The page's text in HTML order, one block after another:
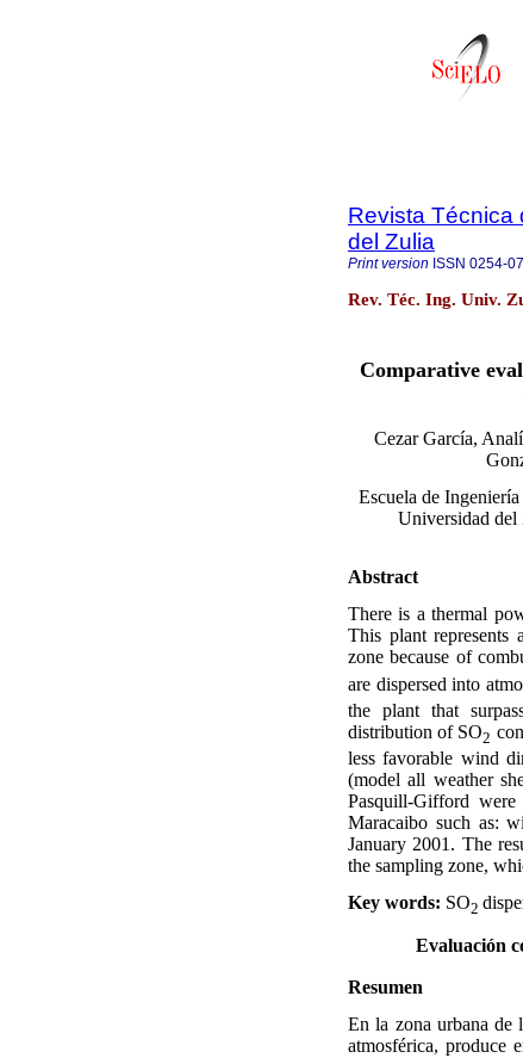
Revista Técnica
del Zulia
Print version ISSN 0254-
Rev. Téc. Ing. Univ.
Comparative
Cezar García,
Escuela de
Universidad del
Abstract
There is a thermal
This plant represents
zone because of
are dispersed into
the plant that
distribution of SO2
less favorable wind
(model all weather
Pasquill-Gifford
Maracaibo such as:
January 2001. The
the sampling zone,
Key words: SO2
Evaluación
Resumen
En la zona urbana de
atmosférica, produce